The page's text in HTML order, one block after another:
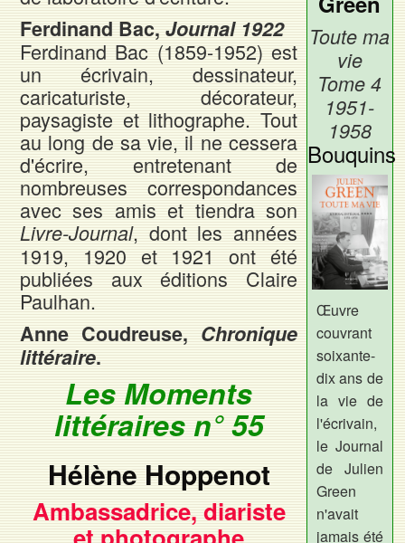
Ferdinand Bac, Journal 1922
Ferdinand Bac (1859-1952) est
un écrivain, dessinateur,
caricaturiste, décorateur,
paysagiste et lithographe. Tout
au long de sa vie, il ne cessera
d'écrire, entretenant de
nombreuses correspondances
avec ses amis et tiendra son
Livre-Journal, dont les années
1919, 1920 et 1921 ont été
publiées aux éditions Claire
Paulhan.
Anne Coudreuse, Chronique
littéraire.
Les Moments
littéraires n° 55
Hélène Hoppenot
Ambassadrice, diariste
Toute ma
vie
Tome 4
1951-
1958
Bouquins
Œuvre
couvrant
soixante-
dix ans de
la vie de
l'écrivain,
le Journal
de Julien
Green
n'avait
jamais été